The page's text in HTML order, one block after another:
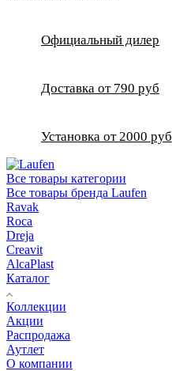
Официальный дилер
Доставка от 790 руб
Установка от 2000 руб
Все товары категории
Все товары бренда Laufen
Ravak
Roca
Dreja
Creavit
AlcaPlast
Каталог
Коллекции
Акции
Распродажа
Аутлет
О компании